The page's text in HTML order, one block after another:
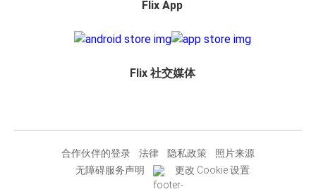
Flix App
Flix 社交媒体
合作伙伴的登录 法律 隐私政策
照片来源
无障碍服务声明
更改 Cookie 设置